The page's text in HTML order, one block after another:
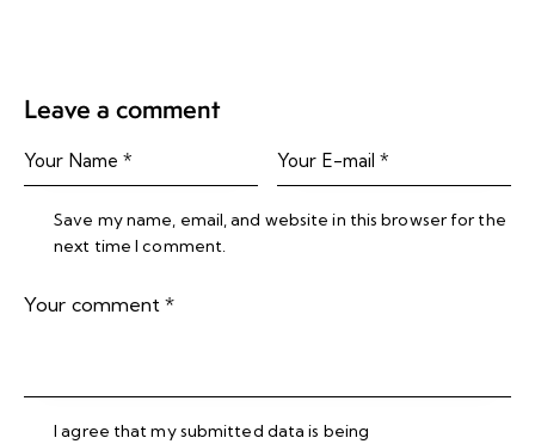
Leave a comment
Save my name, email, and website in this browser for the
next time I comment.
I agree that my submitted data is being